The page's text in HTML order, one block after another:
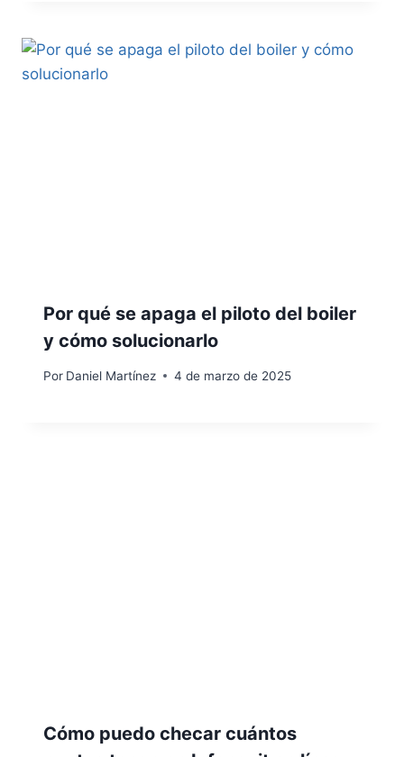
Por qué se apaga el piloto del boiler
y cómo solucionarlo
Por Daniel Martínez 4 de marzo de 2025
Cómo puedo checar cuántos